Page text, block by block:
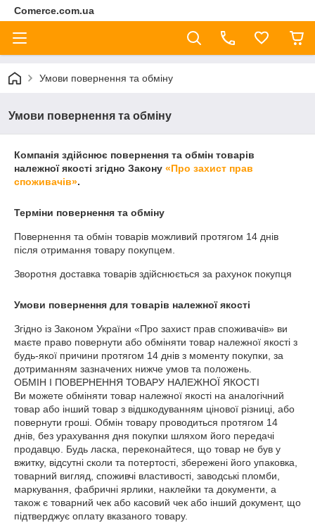
Comerce.com.ua
Умови повернення та обміну
Умови повернення та обміну
Компанія здійснює повернення та обмін товарів
належної якості згідно Закону «Про захист прав
споживачів».
Терміни повернення та обміну
Повернення та обмін товарів можливий протягом 14 днів
після отримання товару покупцем.
Зворотня доставка товарів здійснюється за рахунок покупця
Умови повернення для товарів належної якості
Згідно із Законом України «Про захист прав споживачів» ви
маєте право повернути або обміняти товар належної якості з
будь-якої причини протягом 14 днів з моменту покупки, за
дотриманням зазначених нижче умов та положень.
ОБМІН І ПОВЕРНЕННЯ ТОВАРУ НАЛЕЖНОЇ ЯКОСТІ
Ви можете обміняти товар належної якості на аналогічний
товар або інший товар з відшкодуванням цінової різниці, або
повернути гроші. Обмін товару проводиться протягом 14
днів, без урахування дня покупки шляхом його передачі
продавцю. Будь ласка, переконайтеся, що товар не був у
вжитку, відсутні сколи та потертості, збережені його упаковка,
товарний вигляд, споживчі властивості, заводські пломби,
маркування, фабричні ярлики, наклейки та документи, а
також є товарний чек або касовий чек або інший документ, що
підтверджує оплату вказаного товару.